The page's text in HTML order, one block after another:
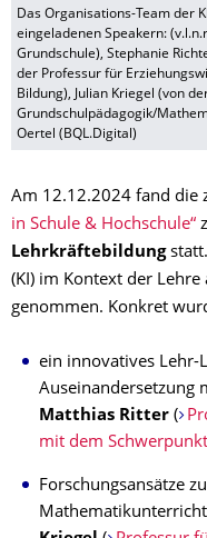
Das Organisations-Team der
eingeladenen Speakern:
Grundschule), Stephanie
der Professur für
Bildung), Julian Kriegel (von
Grundschulpädagogik/
Oertel (BQL.Digital)
Am 12.12.2024 fand die
in Schule & Hochschule“
Lehrkräftebildung
(KI) im Kontext der
genommen. Konkret
ein innovatives Lehr-
Auseinandersetzung
Matthias Ritter (
mit dem
Forschungsansätze